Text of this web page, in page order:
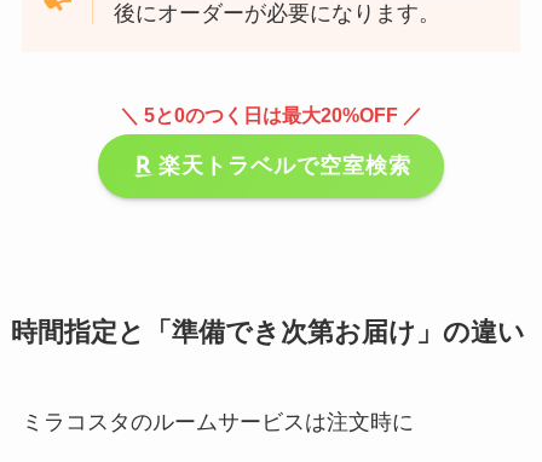
後にオーダーが必要になります。
＼ 5と0のつく日は最大20%OFF ／
楽天トラベルで空室検索
時間指定と「準備でき次第お届け」の違い
ミラコスタのルームサービスは注文時に